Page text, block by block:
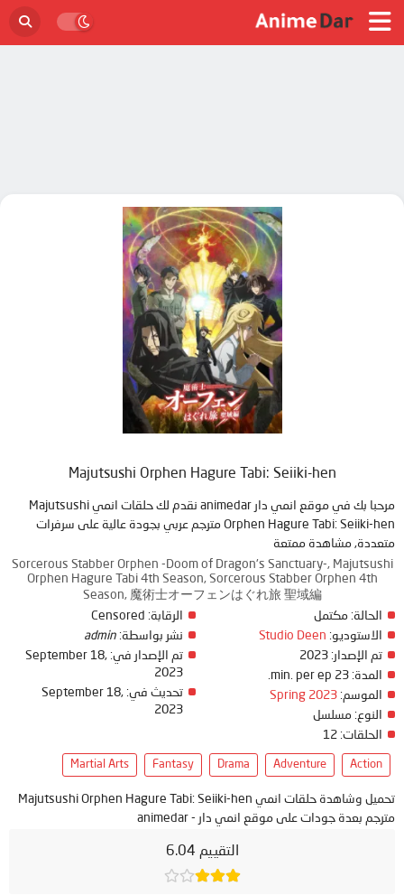
التقييم 6.04
Majutsushi Orphen Hagure Tabi: Seiiki-hen
مرحبا بك في موقع انمي دار animedar نقدم لك حلقات انمي Majutsushi
Orphen Hagure Tabi: Seiiki-hen مترجم عربي بجودة عالية على سرفرات
متعددة, مشاهدة ممتعة
Sorcerous Stabber Orphen -Doom of Dragon's Sanctuary-, Majutsushi
Orphen Hagure Tabi 4th Season, Sorcerous Stabber Orphen 4th
Season, 魔術士オーフェンはぐれ旅 聖域編
الحالة: مكتمل
الاستوديو: Studio Deen
تم الإصدار:
المدة:
الموسم: Spring 2023
النوع: مسلسل
الحلقات:
الرقابة:
نشر بواسطة: admin
تم الإصدار في: September 18,
2023
تحديث في: September 18,
2023
Action
Adventure
Drama
Fantasy
Martial Arts
تحميل وشاهدة حلقات انمي Majutsushi Orphen Hagure Tabi: Seiiki-hen
مترجم بعدة جودات على موقع انمي دار - animedar